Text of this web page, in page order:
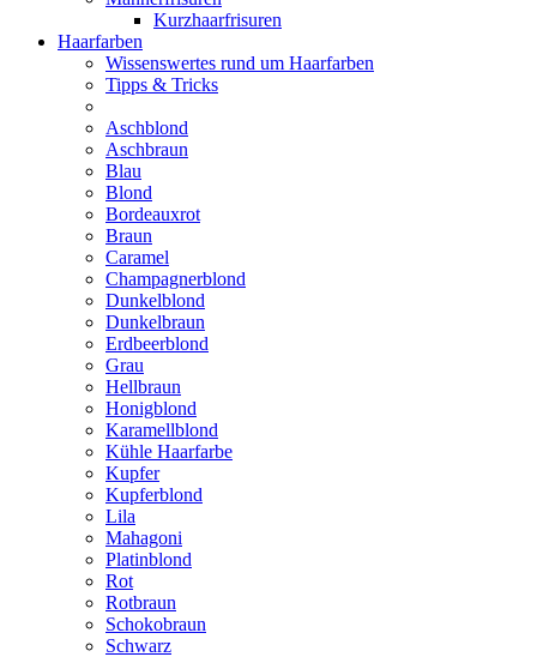
Kurzhaarfrisuren
Haarfarben
Wissenswertes rund um Haarfarben
Tipps & Tricks
Aschblond
Aschbraun
Blau
Blond
Bordeauxrot
Braun
Caramel
Champagnerblond
Dunkelblond
Dunkelbraun
Erdbeerblond
Grau
Hellbraun
Honigblond
Karamellblond
Kühle Haarfarbe
Kupfer
Kupferblond
Lila
Mahagoni
Platinblond
Rot
Rotbraun
Schokobraun
Schwarz